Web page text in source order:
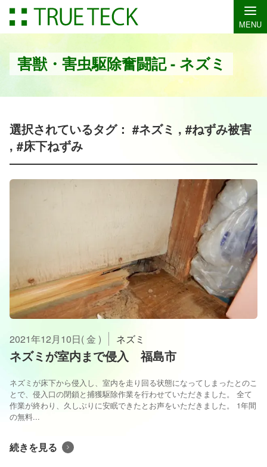
MENU
害獣・害虫駆除奮闘記 - ネズミ
選択されているタグ： #ネズミ , #ねずみ被害
, #床下ねずみ
2021年12月10日( 金 ) ネズミ
ネズミが室内まで侵入 福島市
ネズミが床下から侵入し、室内を走り回る状態になってしまったとのこ
とで、侵入口の閉鎖と捕獲駆除作業を行わせていただきました。 全て
作業が終わり、久しぶりに安眠できたとお声をいただきました。 1年間
の無料...
続きを見る